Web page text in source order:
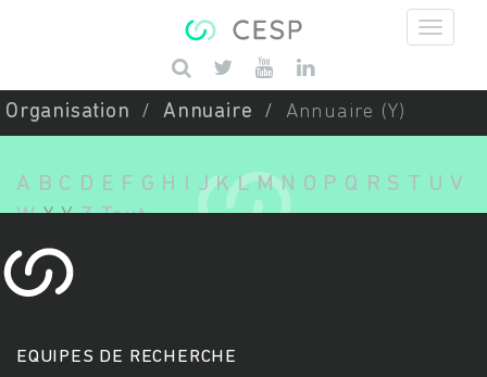
Saisissez vos mots-clés
Organisation Annuaire Annuaire (Y)
A B C D E F G H J K L M N O P Q R S T U V
W X Y Z Tout
EQUIPES DE RECHERCHE